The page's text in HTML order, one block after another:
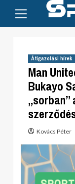
content
Menu
Átigazolási hírek
Man
Bukayo
„sorban”
Kovács Péter